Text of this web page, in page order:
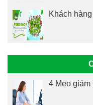
Khách
4 Mẹo giảm